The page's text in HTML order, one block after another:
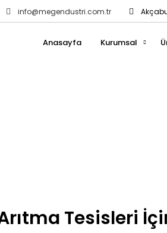
info@megendustri.com.tr
Anasayfa Kurumsal
Tesisleri